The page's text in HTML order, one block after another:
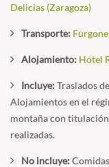
Delicias (Zaragoza)
Transporte:
Alojamiento: Hotel
Incluye:Traslados
Alojamientos en el
montaña con
realizadas.
No incluye: